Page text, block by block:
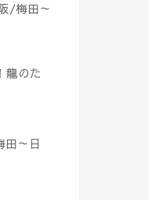
/梅田～
龍のた
田～日